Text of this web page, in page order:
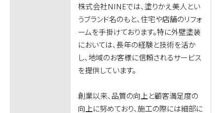
株式会社NINEでは、塗りかえ美人とい
うブランド名のもと、住宅や店舗のリフォ
ームを手掛けております。特に外壁塗装
においては、長年の経験と技術を活か
し、地域のお客様に信頼されるサービス
を提供しています。
創業以来、品質の向上と顧客満足度の
向上に努めており、施工の際には細部に